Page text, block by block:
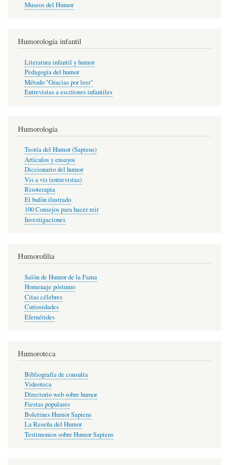
Museos del Humor
Humorología infantil
Literatura infantil y humor
Pedagogía del humor
Método "Gracias por leer"
Entrevistas a escritores infantiles
Humorología
Teoría del Humor (Sapiens)
Artículos y ensayos
Diccionario del humor
Vis a vis (entrevistas)
Risoterapia
El bufón ilustrado
100 Consejos para hacer reír
Investigaciones
Humorofilia
Salón de Humor de la Fama
Homenaje póstumo
Citas célebres
Curiosidades
Efemérides
Humoroteca
Bibliografía de consulta
Videoteca
Directorio web sobre humor
Fiestas populares
Boletines Humor Sapiens
La Reseña del Humor
Testimonios sobre Humor Sapiens